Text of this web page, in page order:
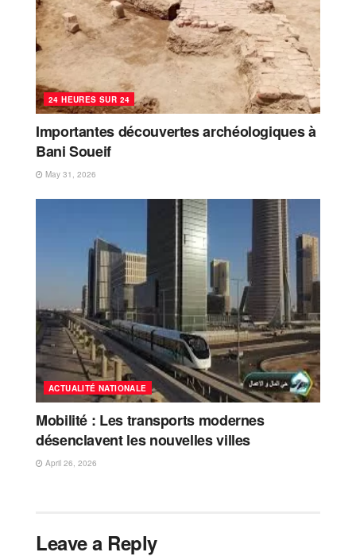
24 HEURES SUR 24
Importantes découvertes archéologiques à
Bani Soueif
May 31, 2026
ACTUALITÉ NATIONALE
Mobilité : Les transports modernes
désenclavent les nouvelles villes
April 26, 2026
Leave a Reply